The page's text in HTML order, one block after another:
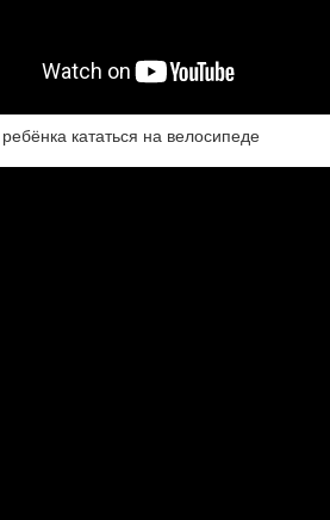
кататься на велосипеде